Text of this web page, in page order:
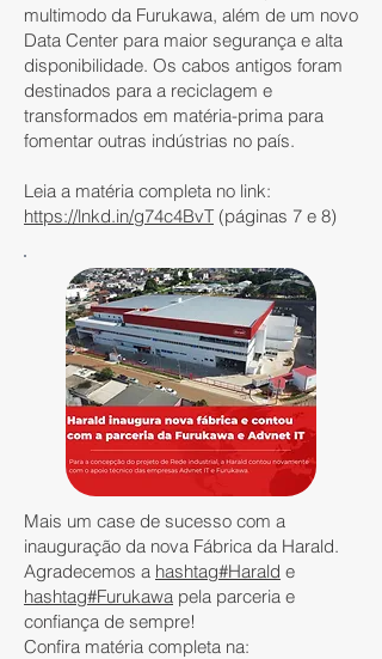
multimodo da Furukawa, além de um novo
Data Center para maior segurança e alta
disponibilidade. Os cabos antigos foram
destinados para a reciclagem e
transformados em matéria-prima para
fomentar outras indústrias no país.
Leia a matéria completa no link:
https://lnkd.in/g74c4BvT (páginas 7 e 8)
Mais um case de sucesso com a
inauguração da nova Fábrica da Harald.
Agradecemos a hashtag#Harald e
hashtag#Furukawa pela parceria e
confiança de sempre!
Confira matéria completa na: